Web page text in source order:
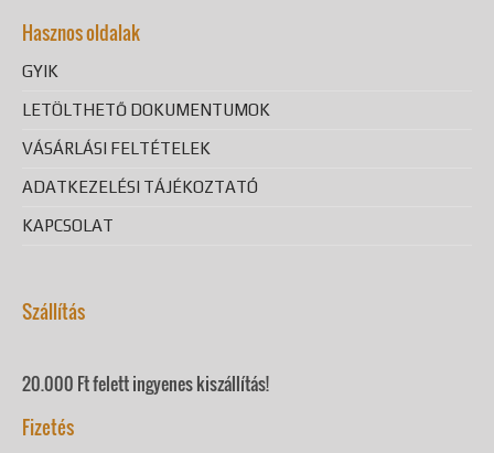
Hasznos oldalak
GYIK
LETÖLTHETŐ DOKUMENTUMOK
VÁSÁRLÁSI FELTÉTELEK
ADATKEZELÉSI TÁJÉKOZTATÓ
KAPCSOLAT
Szállítás
20.000 Ft felett ingyenes kiszállítás!
Fizetés